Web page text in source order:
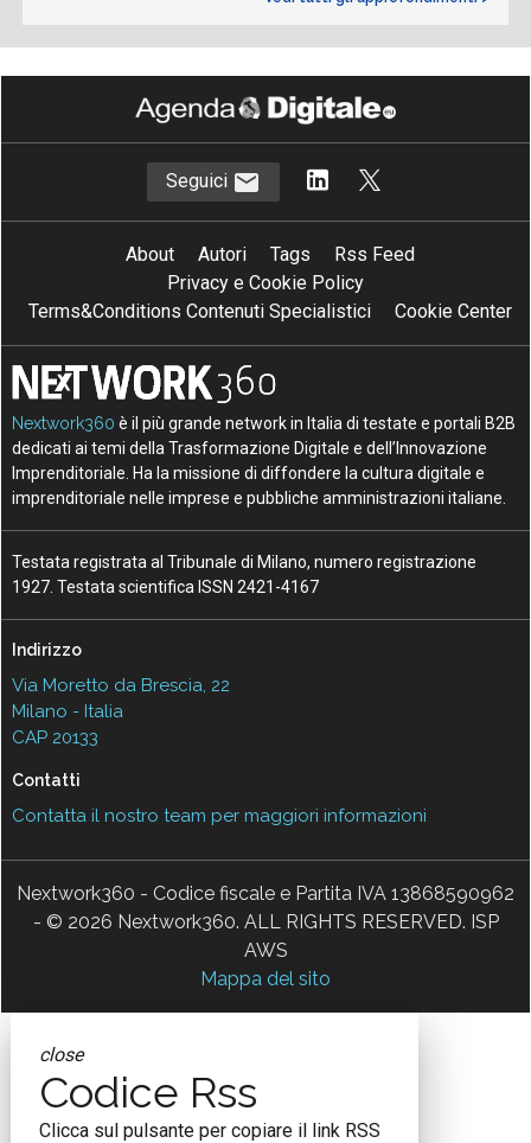
Seguici
About Autori Tags
Rss Feed
Privacy e Cookie Policy
Terms&Conditions Contenuti Specialistici
Cookie Center
Nextwork360 è il più grande network in Italia di testate e portali B2B
dedicati ai temi della Trasformazione Digitale e dell’Innovazione
Imprenditoriale. Ha la missione di diffondere la cultura digitale e
imprenditoriale nelle imprese e pubbliche amministrazioni italiane.
Testata registrata al Tribunale di Milano, numero registrazione
1927. Testata scientifica ISSN 2421-4167
Indirizzo
Via Moretto da Brescia, 22
Milano - Italia
CAP 20133
Contatti
Contatta il nostro team per maggiori informazioni
Nextwork360 - Codice fiscale e Partita IVA 13868590962
- © 2026 Nextwork360. ALL RIGHTS RESERVED. ISP
AWS
Mappa del sito
close
Codice Rss
Clicca sul pulsante per copiare il link RSS